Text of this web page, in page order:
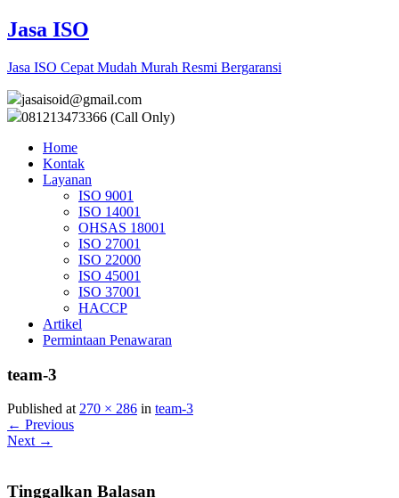
Jasa ISO
Jasa ISO Cepat Mudah Murah Resmi Bergaransi
jasaisoid@gmail.com
081213473366 (Call Only)
Home
Kontak
Layanan
ISO 9001
ISO 14001
OHSAS 18001
ISO 27001
ISO 22000
ISO 45001
ISO 37001
HACCP
Artikel
Permintaan Penawaran
team-3
Published at 270 × 286 in team-3
← Previous
Next →
Tinggalkan Balasan